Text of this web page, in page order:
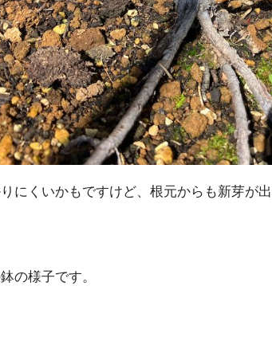
にくいかもですけど、根元からも新芽が出
の様子です。